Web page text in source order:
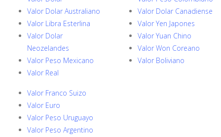
Valor Dolar Australiano
Valor Libra Esterlina
Valor Dolar
Neozelandes
Valor Peso Mexicano
Valor Real
Valor Dolar Canadiense
Valor Yen Japones
Valor Yuan Chino
Valor Won Coreano
Valor Boliviano
Valor Franco Suizo
Valor Euro
Valor Peso Uruguayo
Valor Peso Argentino